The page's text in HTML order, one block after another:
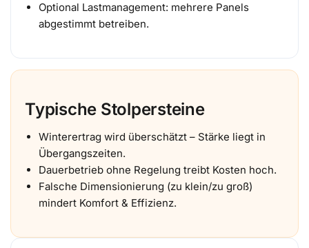
Optional Lastmanagement: mehrere Panels
abgestimmt betreiben.
Typische Stolpersteine
Winterertrag wird überschätzt – Stärke liegt in
Übergangszeiten.
Dauerbetrieb ohne Regelung treibt Kosten hoch.
Falsche Dimensionierung (zu klein/zu groß)
mindert Komfort & Effizienz.